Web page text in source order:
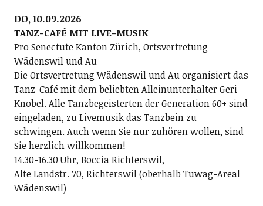
DO, 10.09.2026
TANZ-CAFÉ MIT LIVE-MUSIK
Pro Senectute Kanton Zürich, Ortsvertretung
Wädenswil und Au
Die Ortsvertretung Wädenswil und Au organisiert das
Tanz-Café mit dem beliebten Alleinunterhalter Geri
Knobel. Alle Tanzbegeisterten der Generation 60+ sind
eingeladen, zu Livemusik das Tanzbein zu
schwingen. Auch wenn Sie nur zuhören wollen, sind
Sie herzlich willkommen!
14.30-16.30 Uhr, Boccia Richterswil,
Alte Landstr. 70, Richterswil (oberhalb Tuwag-Areal
Wädenswil)